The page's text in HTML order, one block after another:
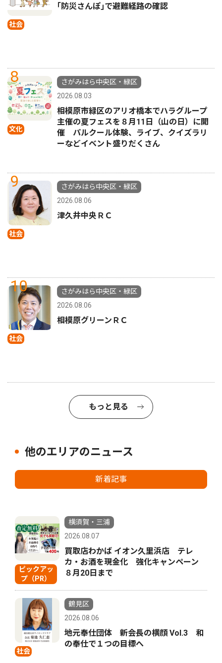
社会
｢防災さんぽ｣で避難経路の確認
8
文化
さがみはら中央区・緑区
2026.08.03
相模原市緑区のアリオ橋本でハラグループ
主催の夏フェスを８月11日（山の日）に開
催 パルクール体験、ライブ、クイズラリ
ーなどイベント盛りだくさん
9
社会
さがみはら中央区・緑区
2026.08.06
津久井中央ＲＣ
10
社会
さがみはら中央区・緑区
2026.08.06
相模原グリーンＲＣ
もっと見る
他のエリアのニュース
新着記事
ピックアッ
プ（PR）
横須賀・三浦
2026.08.07
買取店わかば イオン久里浜店 テレ
カ・お酒を現金化 強化キャンペーン
８月20日まで
社会
鶴見区
2026.08.06
地元奉仕団体 新会長の横顔 Vol.3 和
の奉仕で１つの目標へ